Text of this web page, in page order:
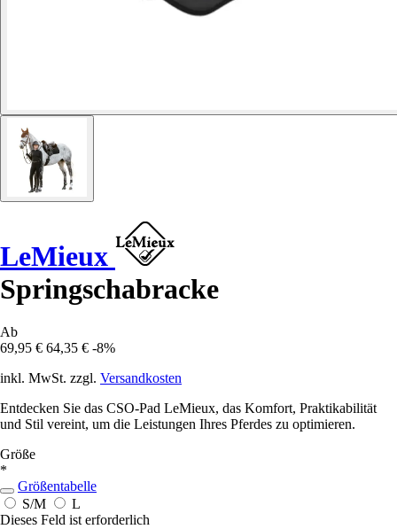
LeMieux
Springschabracke
Ab
69,95 € 64,35 € -8%
inkl. MwSt. zzgl. Versandkosten
Entdecken Sie das CSO-Pad LeMieux, das Komfort, Praktikabilität
und Stil vereint, um die Leistungen Ihres Pferdes zu optimieren.
Größe
*
Größentabelle
S/M
L
Dieses Feld ist erforderlich